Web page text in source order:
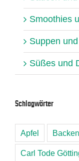
Smoothies
Suppen
Süßes und
Schlagwörter
Apfel Backen
Carl Tode